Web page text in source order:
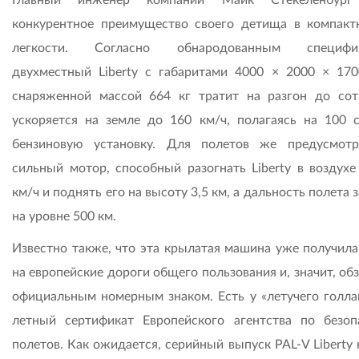
конкурентное преимущество своего детища в
легкости. Согласно обнародованным
двухместный Liberty с габаритами 4000 × 2000 ×
снаряженной массой 664 кг тратит на разгон до
ускоряется на земле до 160 км/ч, полагаясь на 100
бензиновую установку. Для полетов же
сильный мотор, способный разогнать Liberty в
км/ч и поднять его на высоту 3,5 км, а дальность полета
на уровне 500 км.
Известно также, что эта крылатая машина уже
на европейские дороги общего пользования и, значит,
официальным номерным знаком. Есть у «летучего
летный сертификат Европейского агентства по
полетов. Как ожидается, серийный выпуск PAL-V Liberty